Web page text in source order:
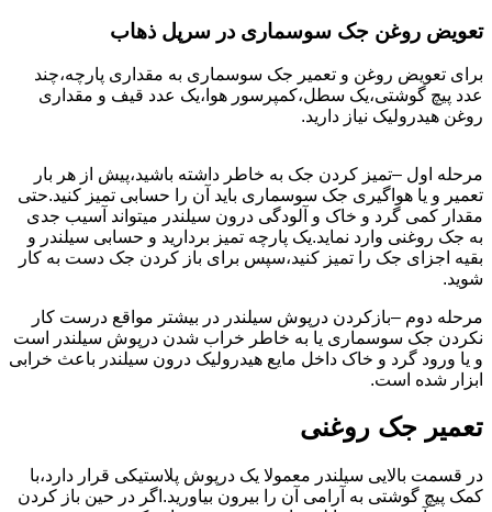
تعویض روغن جک سوسماری در سرپل ذهاب
برای تعویض روغن و تعمیر جک سوسماری به مقداری پارچه،چند
عدد پیچ گوشتی،یک سطل،کمپرسور هوا،یک عدد قیف و مقداری
روغن هیدرولیک نیاز دارید.
مرحله اول –تمیز کردن جک به خاطر داشته باشید،پیش از هر بار
تعمیر و یا هواگیری جک سوسماری باید آن را حسابی تمیز کنید.حتی
مقدار کمی گرد و خاک و آلودگی درون سیلندر میتواند آسیب جدی
به جک روغنی وارد نماید.یک پارچه تمیز بردارید و حسابی سیلندر و
بقیه اجزای جک را تمیز کنید،سپس برای باز کردن جک دست به کار
شوید.
مرحله دوم –بازکردن درپوش سیلندر در بیشتر مواقع درست کار
نکردن جک سوسماری یا به خاطر خراب شدن درپوش سیلندر است
و یا ورود گرد و خاک داخل مایع هیدرولیک درون سیلندر باعث خرابی
ابزار شده است.
تعمیر جک روغنی
در قسمت بالایی سیلندر معمولا یک درپوش پلاستیکی قرار دارد،با
کمک پیچ گوشتی به آرامی آن را بیرون بیاورید.اگر در حین باز کردن